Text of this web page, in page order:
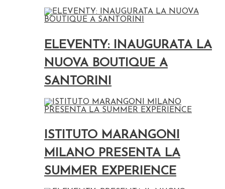
ELEVENTY: INAUGURATA LA
NUOVA BOUTIQUE A
SANTORINI
ISTITUTO MARANGONI
MILANO PRESENTA LA
SUMMER EXPERIENCE